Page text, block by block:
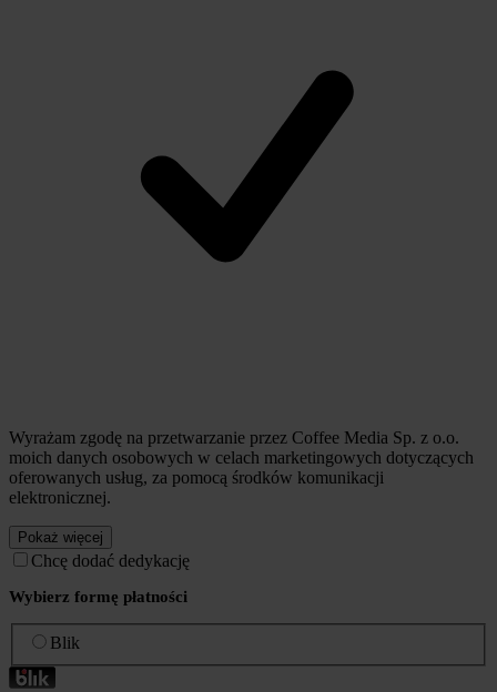
Wyrażam zgodę na przetwarzanie przez Coffee Media Sp. z o.o.
moich danych osobowych w celach marketingowych dotyczących
oferowanych usług, za pomocą środków komunikacji
elektronicznej.
Pokaż więcej
Chcę dodać dedykację
Wybierz formę płatności
Blik